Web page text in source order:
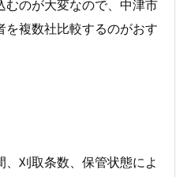
むのが大変なので、中津市
を複数社比較するのがおす
刈取条数、保管状態によ